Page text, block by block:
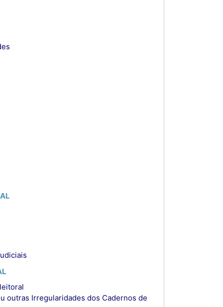
outras Irregularidades dos Cadernos de